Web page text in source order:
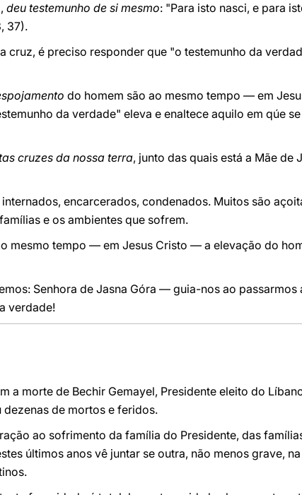
deu testemunho de si mesmo: "Para isto nasci, e para
37).
cruz, é preciso responder que "o testemunho da
do homem são ao mesmo tempo — em
da verdade" eleva e enaltece aquilo em qúe
cruzes da nossa terra, junto das quais está a Mãe de
encarcerados, condenados. Muitos são
e os ambientes que sofrem.
mesmo tempo — em Jesus Cristo — a elevação do
Senhora de Jasna Góra — guia-nos ao
verdade!
a morte de Bechir Gemayel, Presidente eleito do
de mortos e feridos.
ao sofrimento da família do Presidente, das
últimos anos vê juntar se outra, não menos grave,